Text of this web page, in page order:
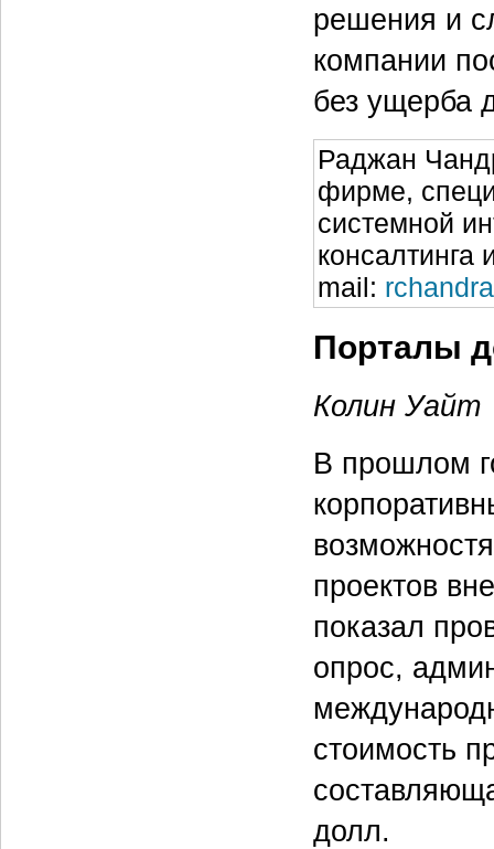
решения и
компании
без ущерба
Раджан
фирме,
системной
mail:
Порталы
Колин Уайт
В прошлом
проектов
показал
опрос,
стоимость
долл.